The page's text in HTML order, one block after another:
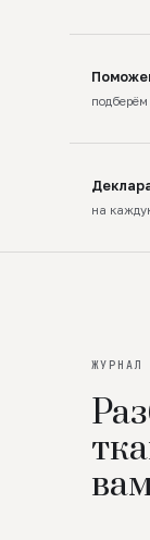
подберём
на
ЖУРНАЛ